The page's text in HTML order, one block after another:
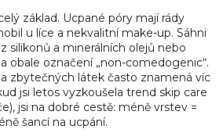
základ. Ucpané póry mají rády
u líce a nekvalitní make-up. Sáhni
silikonů a minerálních olejů nebo
obale označení „non-comedogenic“.
zbytečných látek často znamená víc
jsi letos vyzkoušela trend skip care
jsi na dobré cestě: méně vrstev =
šancí na ucpání.